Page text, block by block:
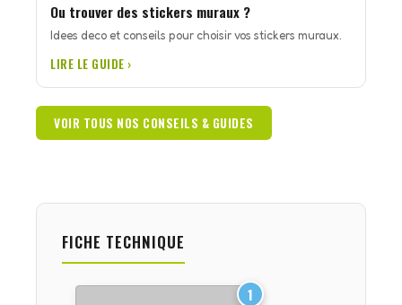
Ou trouver des stickers muraux ?
Idees deco et conseils pour choisir vos stickers muraux.
LIRE LE GUIDE ›
VOIR TOUS NOS CONSEILS & GUIDES
FICHE TECHNIQUE
1